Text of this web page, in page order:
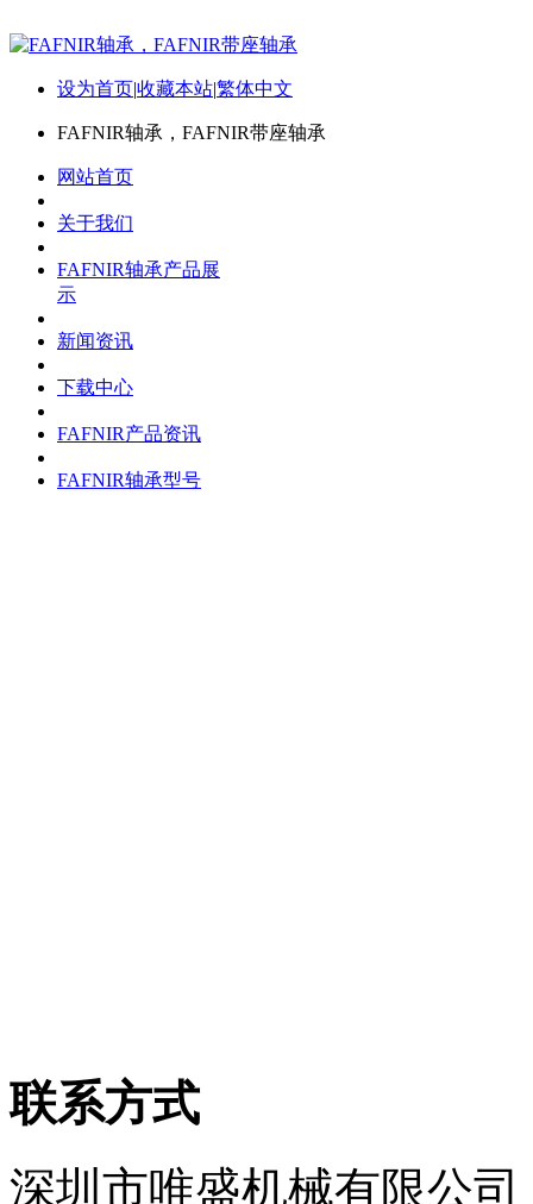
设为首页|收藏本站|繁体中文
FAFNIR轴承，FAFNIR带座轴承
网站首页
关于我们
FAFNIR轴承产品展
示
新闻资讯
下载中心
FAFNIR产品资讯
FAFNIR轴承型号
联系方式
深圳市唯盛机械有限公司